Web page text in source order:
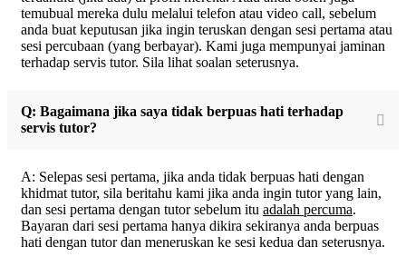
temubual mereka dulu melalui telefon atau video call, sebelum
anda buat keputusan jika ingin teruskan dengan sesi pertama atau
sesi percubaan (yang berbayar). Kami juga mempunyai jaminan
terhadap servis tutor. Sila lihat soalan seterusnya.
Q: Bagaimana jika saya tidak berpuas hati terhadap
servis tutor?
A: Selepas sesi pertama, jika anda tidak berpuas hati dengan
khidmat tutor, sila beritahu kami jika anda ingin tutor yang lain,
dan sesi pertama dengan tutor sebelum itu adalah percuma.
Bayaran dari sesi pertama hanya dikira sekiranya anda berpuas
hati dengan tutor dan meneruskan ke sesi kedua dan seterusnya.